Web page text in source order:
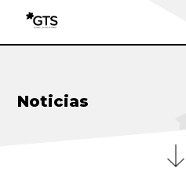
Noticias